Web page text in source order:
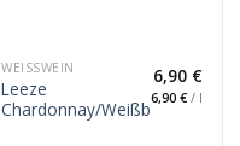
WEISSWEIN
Leeze
Chardonnay/Weißburgunder
6,90 €
6,90 €/ l